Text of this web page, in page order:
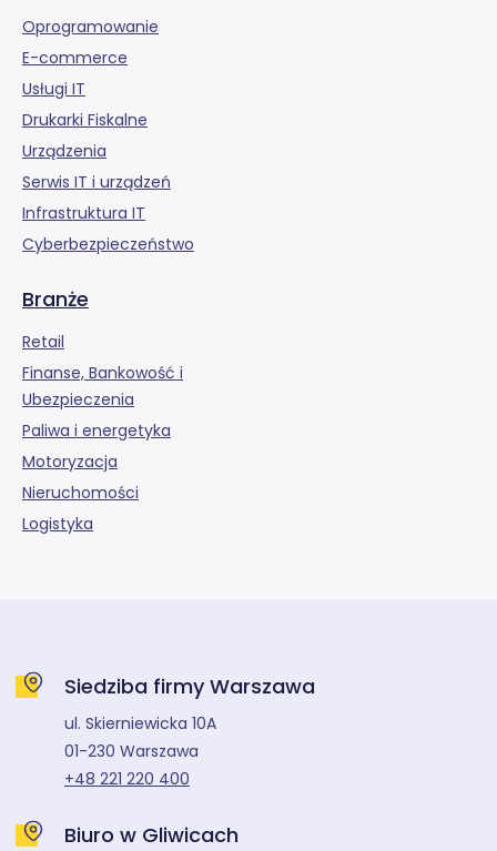
Oprogramowanie
E-commerce
Usługi IT
Drukarki Fiskalne
Urządzenia
Serwis IT i urządzeń
Infrastruktura IT
Cyberbezpieczeństwo
Branże
Retail
Finanse, Bankowość i
Ubezpieczenia
Paliwa i energetyka
Motoryzacja
Nieruchomości
Logistyka
Siedziba firmy Warszawa
ul. Skierniewicka 10A
01-230 Warszawa
+48 221 220 400
Biuro w Gliwicach